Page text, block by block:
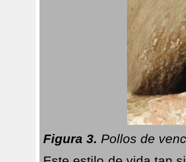
Figura 3. Pollos de